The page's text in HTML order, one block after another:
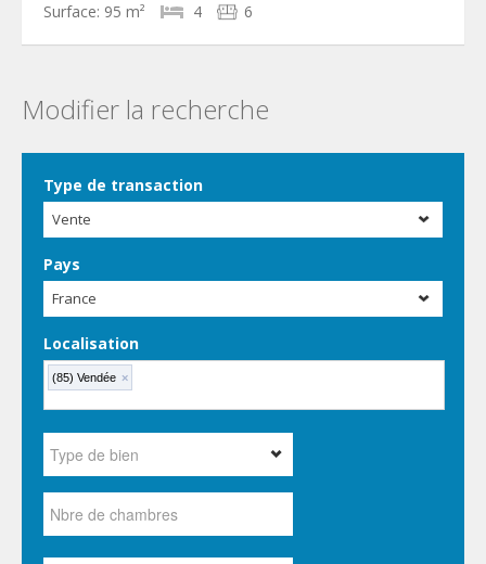
Surface: 95 m² 4 6
Modifier la recherche
Type de transaction
Vente
Pays
France
Localisation
(85) Vendée ×